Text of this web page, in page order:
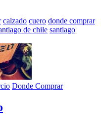
calzado cuero donde comprar
de chile santiago
Donde Comprar